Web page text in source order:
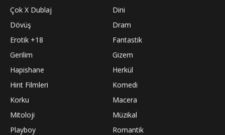
Çok X Dublaj
Dini
Dövüş
Dram
Erotik +18
Fantastik
Gerilim
Gizem
Hapishane
Herkül
Hint Filmleri
Komedi
Korku
Macera
Mitoloji
Müzikal
Playboy
Romantik